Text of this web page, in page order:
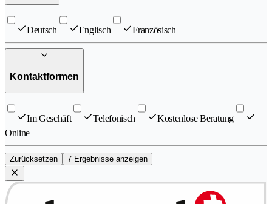
Deutsch Englisch Französisch
Kontaktformen
Im Geschäft Telefonisch
Kostenlose Beratung
Online
Zurücksetzen 7 Ergebnisse anzeigen